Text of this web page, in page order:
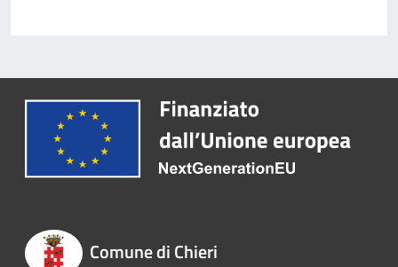
Comune di Chieri